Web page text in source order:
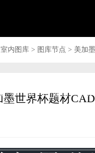
讯 商城
 VIP  充值
室内图库 > 图库节点 > 美加